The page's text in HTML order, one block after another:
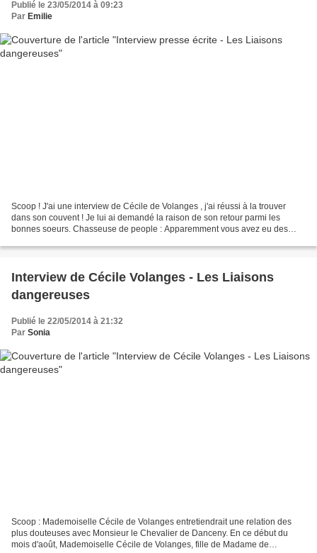
Publié le 23/05/2014 à 09:23
Par Emilie
Scoop ! J'ai une interview de Cécile de Volanges , j'ai réussi à la trouver
dans son couvent ! Je lui ai demandé la raison de son retour parmi les
bonnes soeurs. Chasseuse de people : Apparemment vous avez eu des
Interview de Cécile Volanges - Les Liaisons
dangereuses
Publié le 22/05/2014 à 21:32
Par Sonia
Scoop : Mademoiselle Cécile de Volanges entretiendrait une relation des
plus douteuses avec Monsieur le Chevalier de Danceny. En ce début du
mois d'août, Mademoiselle Cécile de Volanges, fille de Madame de